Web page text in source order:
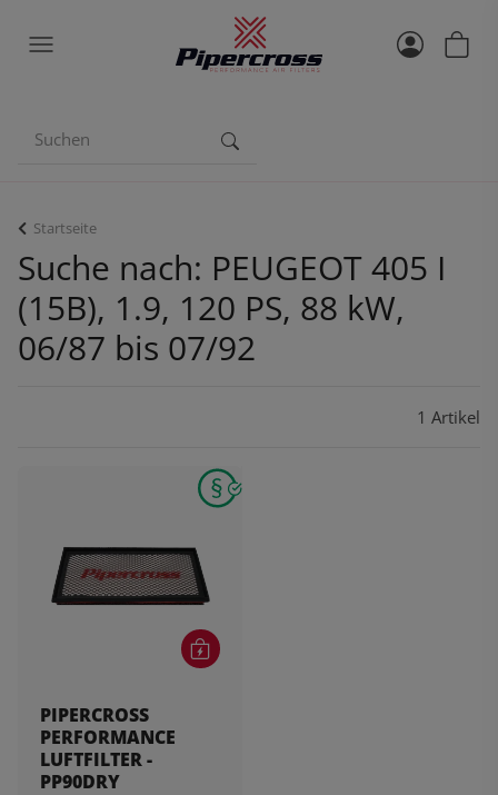
Startseite
Suche nach: PEUGEOT 405 I
(15B), 1.9, 120 PS, 88 kW,
06/87 bis 07/92
1 Artikel
PIPERCROSS
PERFORMANCE
LUFTFILTER -
PP90DRY